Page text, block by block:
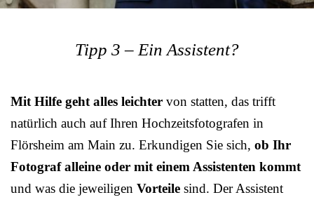
Tipp 3 – Ein Assistent?
Mit Hilfe geht alles leichter von statten, das trifft
natürlich auch auf Ihren Hochzeitsfotografen in
Flörsheim am Main zu. Erkundigen Sie sich, ob Ihr
Fotograf alleine oder mit einem Assistenten kommt
und was die jeweiligen Vorteile sind. Der Assistent